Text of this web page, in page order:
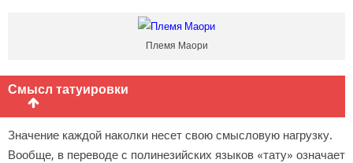
Племя Маори
Смысл татуировки
Значение каждой наколки несет свою смысловую нагрузку.
Вообще, в переводе с полинезийских языков «тату» означает